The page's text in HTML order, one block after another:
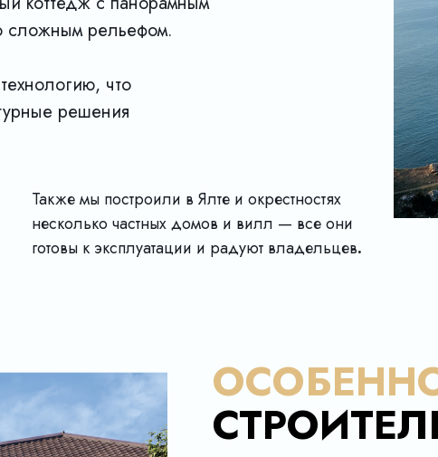
сложным рельефом.
что
решения
Также мы построили в Ялте и окрестностях
несколько частных домов и вилл — все они
готовы к эксплуатации и радуют владельцев.